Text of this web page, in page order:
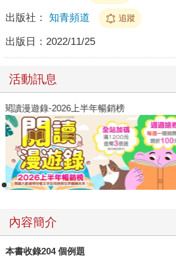
出版社： 知青頻道 追蹤
出版日： 2022/11/25
活動訊息
閱讀漫遊錄-2026上半年暢銷榜
內容簡介
本書收錄204 個例題